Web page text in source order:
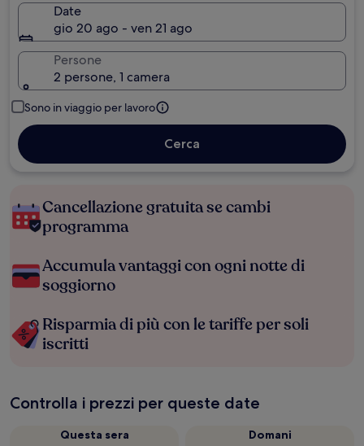
Date
gio 20 ago - ven 21 ago
Persone
2 persone, 1 camera
Sono in viaggio per lavoro
Cerca
Cancellazione gratuita se cambi
programma
Accumula vantaggi con ogni notte di
soggiorno
Risparmia di più con le tariffe per soli
iscritti
Controlla i prezzi per queste date
Questa sera
Domani